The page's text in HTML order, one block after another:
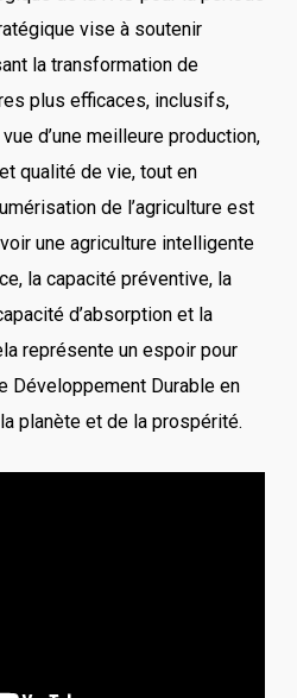
vise à soutenir
la transformation de
plus efficaces, inclusifs,
d’une meilleure production,
qualité de vie, tout en
de l’agriculture est
une agriculture intelligente
la capacité préventive, la
d’absorption et la
représente un espoir pour
Développement Durable en
planète et de la prospérité.